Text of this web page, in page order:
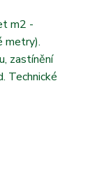
m2 -
metry).
zastínění
Technické